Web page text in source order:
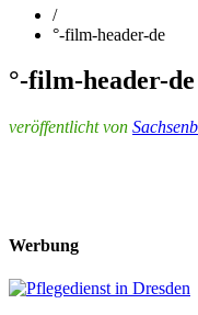
/
°-film-header-de
°-film-header-de
veröffentlicht von
Werbung